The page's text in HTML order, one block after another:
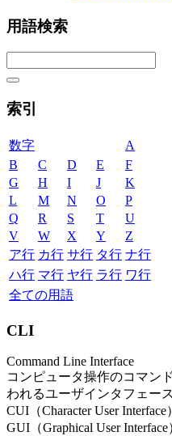
用語検索
索引
数字
A
B
C D E
F
G
H I J
K
L
M N O
P
Q
R S T
U
V
W X Y
Z
ア行 カ行 サ行 タ行 ナ行
ハ行 マ行 ヤ行 ラ行 ワ行
全ての用語
CLI
Command Line Interface
コンピュータ操作のコマン
われるユーザインタフェース
CUI（Character User
GUI（Graphical User